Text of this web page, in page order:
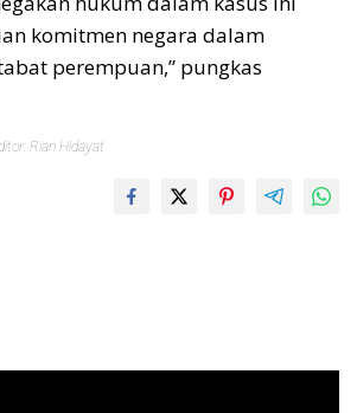
komitmen negara dalam
perempuan,” pungkas
Rian Hidayat